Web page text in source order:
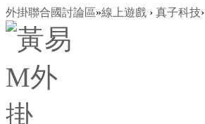
外掛聯合國討論區»線上遊戲 › 真子科技›